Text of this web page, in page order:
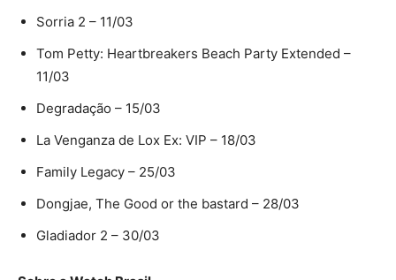
Sorria 2 – 11/03
Tom Petty: Heartbreakers Beach Party Extended –
11/03
Degradação – 15/03
La Venganza de Lox Ex: VIP – 18/03
Family Legacy – 25/03
Dongjae, The Good or the bastard – 28/03
Gladiador 2 – 30/03